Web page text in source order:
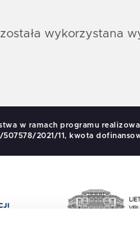
wykorzystana
w ramach programu
2021/11, kwota